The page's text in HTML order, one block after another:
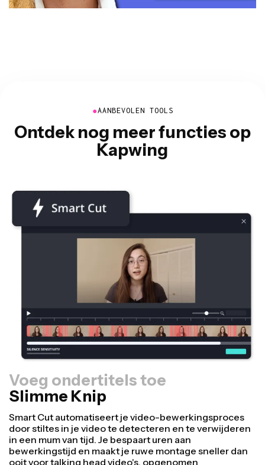
●AANBEVOLEN TOOLS
Ontdek nog meer functies op
Kapwing
Voeg ondertitels toe
Slimme Knip
Formaat aanpassen
Hergebruik video's sneller en maak ze professioneler
met onze Resize Canvas functie! In slechts een paar
klikken kun je één video aanpassen naar de juiste